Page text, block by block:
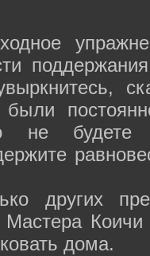
не будете
других
Мастера
дома.